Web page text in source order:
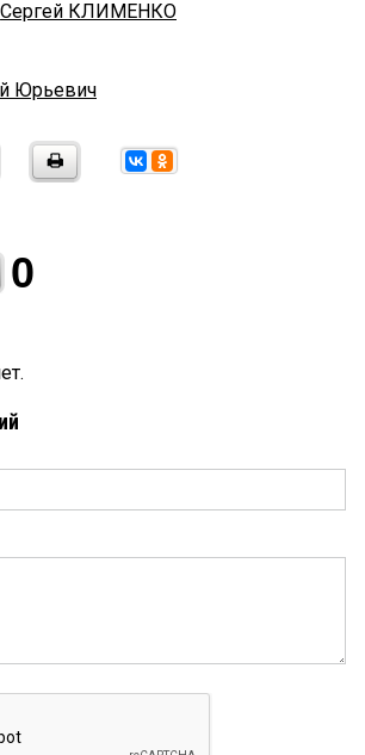
Сергей КЛИМЕНКО
Юрьевич
0